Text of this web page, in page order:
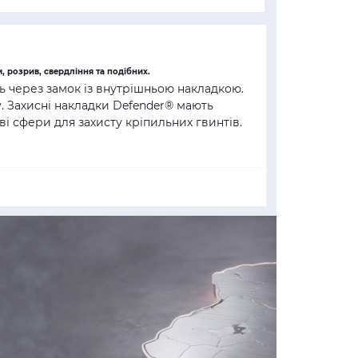
розрив, свердління та подібних.
через замок із внутрішньою накладкою.
Захисні накладки Defender® мають
для захисту кріпильних гвинтів.